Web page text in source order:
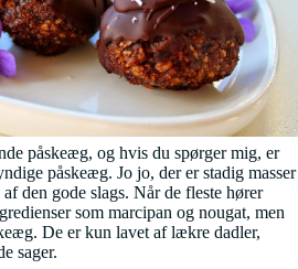
påskeæg, og hvis du spørger mig, er
påskeæg. Jo jo, der er stadig masser
den gode slags. Når de fleste hører
som marcipan og nougat, men
De er kun lavet af lækre dadler,
sager.